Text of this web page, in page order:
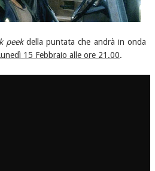
peekdella puntata che andrà in onda
15 Febbraio alle ore 21.00.